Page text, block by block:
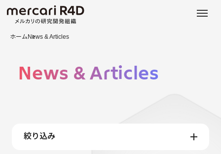
ホーム News & Articles
News & Articles
絞り込み